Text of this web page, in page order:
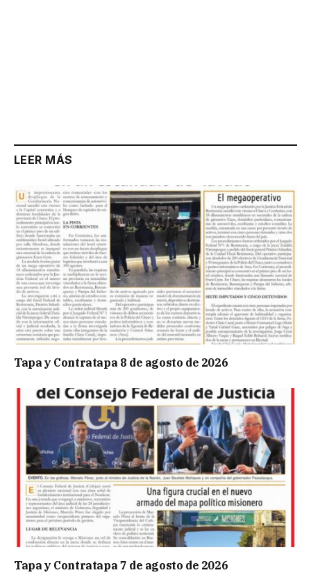
LEER MÁS
Tapa y Contratapa 8 de agosto de 2026
Tapa y Contratapa 7 de agosto de 2026